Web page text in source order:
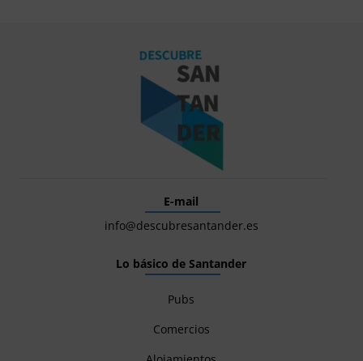
E-mail
info@descubresantander.es
Lo básico de Santander
Pubs
Comercios